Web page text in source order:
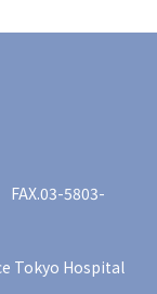
FAX.03-5803-
Tokyo Hospital